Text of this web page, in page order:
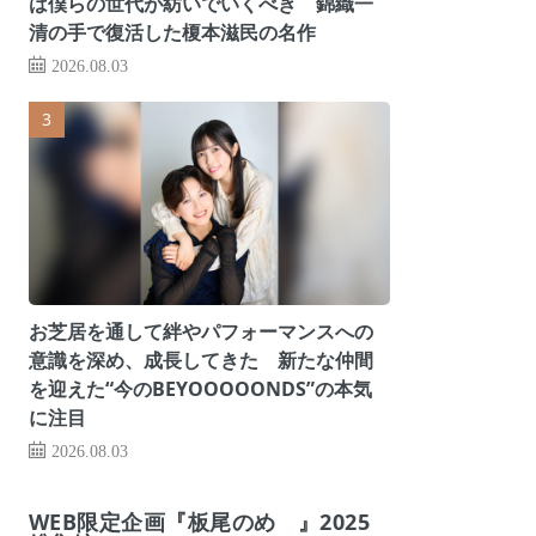
清の手で復活した榎本滋民の名作
2026.08.03
お芝居を通して絆やパフォーマンスへの
意識を深め、成長してきた 新たな仲間
を迎えた“今のBEYOOOOONDS”の本気
に注目
2026.08.03
WEB限定企画『板尾のめ゙』2025